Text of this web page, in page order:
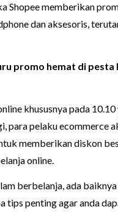
Shopee memberikan
dan aksesoris,
promo hemat di pesta
khususnya pada 10.10
para pelaku ecommerce
memberikan diskon
online.
berbelanja, ada
tips penting agar anda